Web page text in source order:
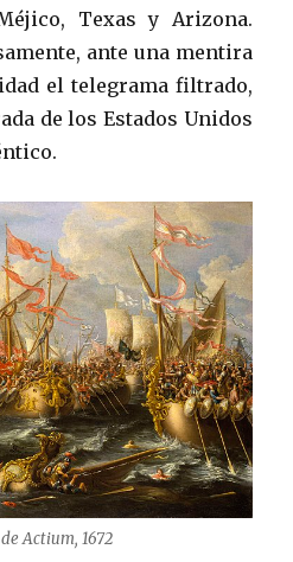
Texas y Arizona.
ante una mentira
el telegrama filtrado,
de los Estados Unidos
Actium, 1672